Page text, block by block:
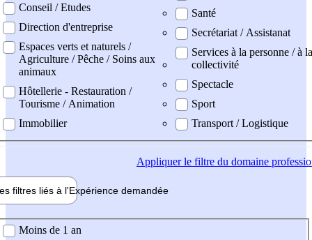
Conseil / Etudes
Direction d'entreprise
Espaces verts et naturels /
Agriculture / Pêche / Soins aux
animaux
Hôtellerie - Restauration /
Tourisme / Animation
Immobilier
Santé
Secrétariat / Assistanat
Services à la personne / à la
collectivité
Spectacle
Sport
Transport / Logistique
Appliquerle filtre du domaine
filtres liés à l'Expérience demandée
demandée
Moins de 1 an